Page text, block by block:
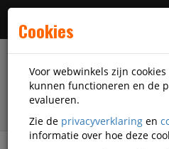
Cookies
Voor webwinkels zijn
kunnen functioneren en de
evalueren.
Zie de privacyverklaring en
informatie over hoe deze